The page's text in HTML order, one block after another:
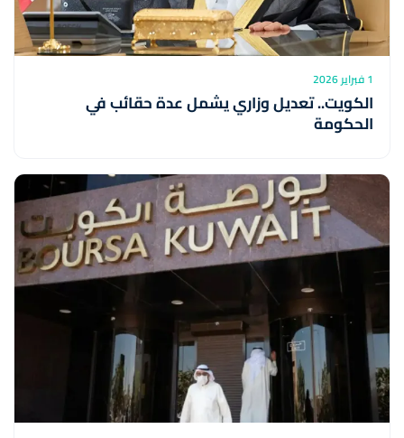
1 فبراير 2026
الكويت.. تعديل وزاري يشمل عدة حقائب في
الحكومة